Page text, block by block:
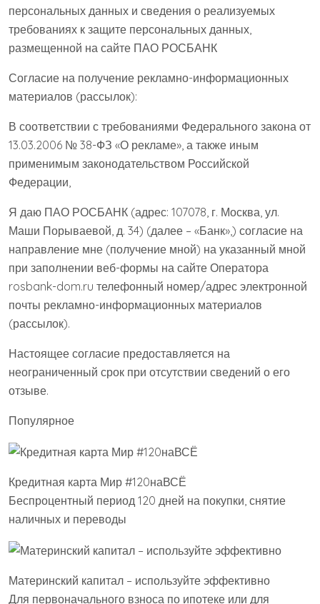
персональных данных и сведения о реализуемых
требованиях к защите персональных данных,
размещенной на сайте ПАО РОСБАНК
Согласие на получение рекламно-информационных
материалов (рассылок):
В соответствии с требованиями Федерального закона от
13.03.2006 № 38-ФЗ «О рекламе», а также иным
применимым законодательством Российской
Федерации,
Я даю ПАО РОСБАНК (адрес: 107078, г. Москва, ул.
Маши Порываевой, д. 34) (далее – «Банк»,) согласие на
направление мне (получение мной) на указанный мной
при заполнении веб-формы на сайте Оператора
rosbank-dom.ru телефонный номер/адрес электронной
почты рекламно-информационных материалов
(рассылок).
Настоящее согласие предоставляется на
неограниченный срок при отсутствии сведений о его
отзыве.
Популярное
Кредитная карта Мир #120наВСЁ
Беспроцентный период 120 дней на покупки, снятие
наличных и переводы
Материнский капитал – используйте эффективно
Для первоначального взноса по ипотеке или для